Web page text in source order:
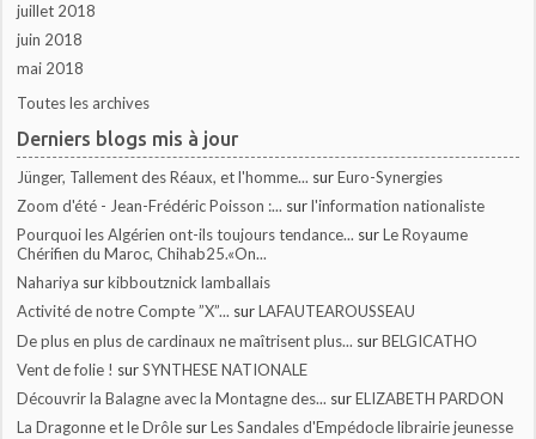
juillet 2018
juin 2018
mai 2018
Toutes les archives
Derniers blogs mis à jour
Jünger, Tallement des Réaux, et l'homme... surEuro-Synergies
Zoom d'été - Jean-Frédéric Poisson :... surl'information nationaliste
Pourquoi les Algérien ont-ils toujours tendance... surLe Royaume
Chérifien du Maroc, Chihab25.«On...
Nahariya surkibboutznick lamballais
Activité de notre Compte ”X”... surLAFAUTEAROUSSEAU
De plus en plus de cardinaux ne maîtrisent plus... surBELGICATHO
Vent de folie ! surSYNTHESE NATIONALE
Découvrir la Balagne avec la Montagne des... surELIZABETH PARDON
La Dragonne et le Drôle surLes Sandales d'Empédocle librairie jeunesse